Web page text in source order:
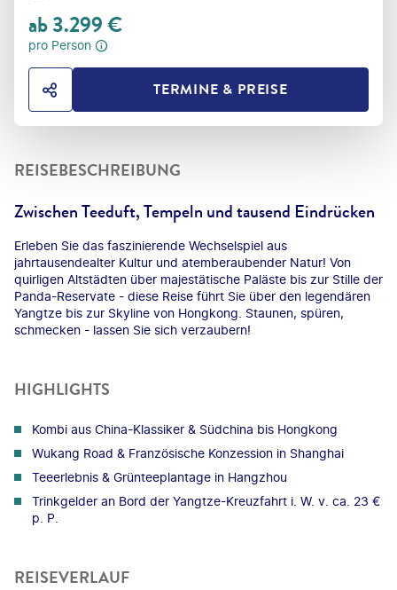
ab3.299€
pro Person
HOTEL TEILENTERMINE & PREISE
REISEBESCHREIBUNG
Zwischen Teeduft, Tempeln und tausend Eindrücken
Erleben Sie das faszinierende Wechselspiel aus
jahrtausendealter Kultur und atemberaubender Natur! Von
quirligen Altstädten über majestätische Paläste bis zur Stille der
Panda-Reservate - diese Reise führt Sie über den legendären
Yangtze bis zur Skyline von Hongkong. Staunen, spüren,
schmecken - lassen Sie sich verzaubern!
HIGHLIGHTS
Kombi aus China-Klassiker & Südchina bis Hongkong
Wukang Road & Französische Konzession in Shanghai
Teeerlebnis & Grünteeplantage in Hangzhou
Trinkgelder an Bord der Yangtze-Kreuzfahrt i. W. v. ca. 23 €
p. P.
REISEVERLAUF